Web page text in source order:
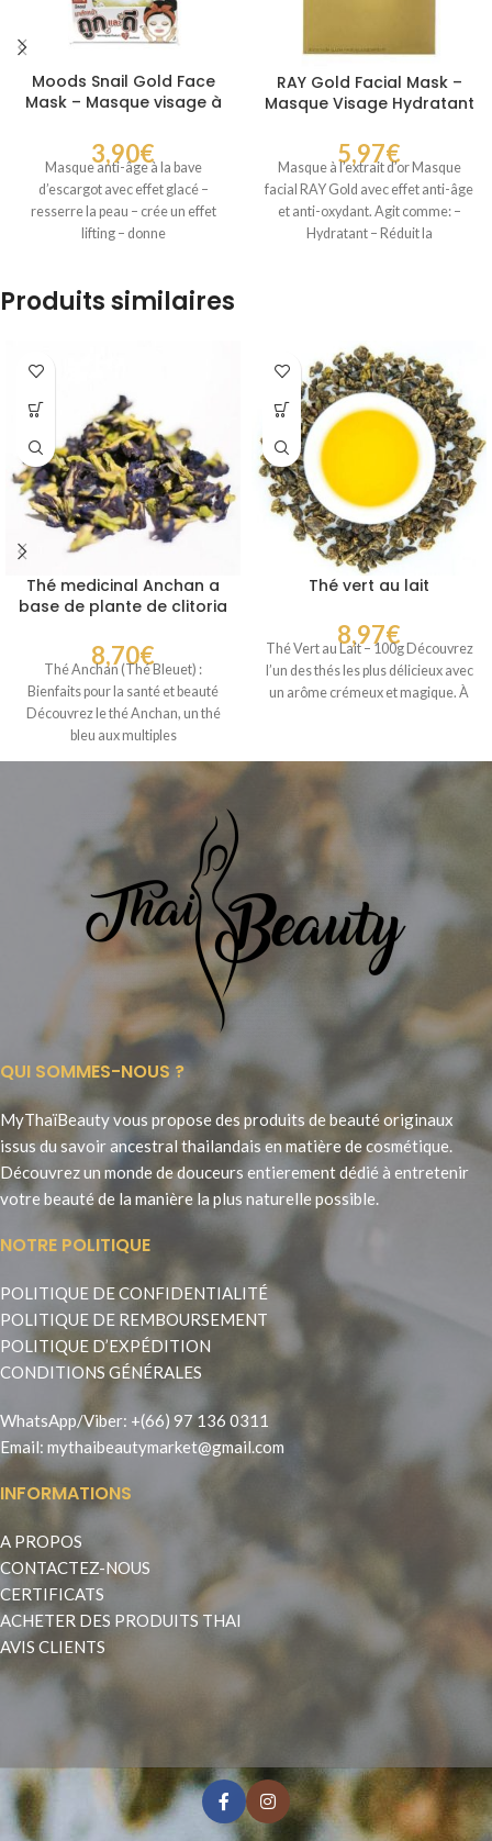
Moods Snail Gold Face
Mask – Masque visage à
l’or
3,90€
Masque anti-âge à la bave
d’escargot avec effet glacé –
resserre la peau – crée un effet
lifting – donne
RAY Gold Facial Mask –
Masque Visage Hydratant
Hyaluronique
5,97€
Masque à l’extrait d’or Masque
facial RAY Gold avec effet anti-âge
et anti-oxydant. Agit comme: –
Hydratant – Réduit la
Produits similaires
Thé medicinal Anchan a
base de plante de clitoria
8,70€
Thé Anchan (Thé Bleuet) :
Bienfaits pour la santé et beauté
Découvrez le thé Anchan, un thé
bleu aux multiples
Thé vert au lait
8,97€
Thé Vert au Lait – 100g Découvrez
l’un des thés les plus délicieux avec
un arôme crémeux et magique. À
QUI SOMMES-NOUS ?
MyThaïBeauty vous propose des produits de beauté originaux
issus du savoir ancestral thailandais en matière de cosmétique.
Découvrez un monde de douceurs entierement dédié à entretenir
votre beauté de la manière la plus naturelle possible.
NOTRE POLITIQUE
POLITIQUE DE CONFIDENTIALITÉ
POLITIQUE DE REMBOURSEMENT
POLITIQUE D’EXPÉDITION
CONDITIONS GÉNÉRALES
WhatsApp/Viber: +(66) 97 136 0311
Email: mythaibeautymarket@gmail.com
INFORMATIONS
A PROPOS
CONTACTEZ-NOUS
CERTIFICATS
ACHETER DES PRODUITS THAI
AVIS CLIENTS